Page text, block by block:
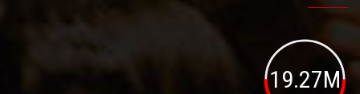
19.27M